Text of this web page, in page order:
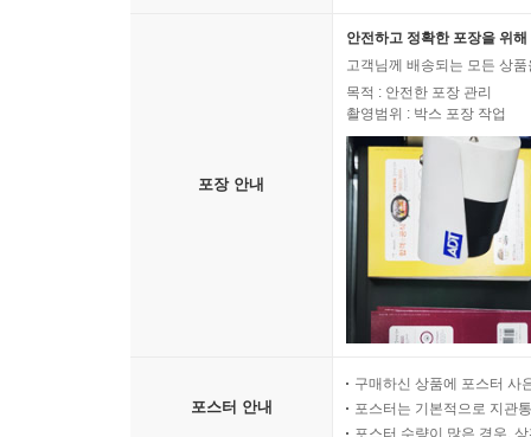
포장 안내
안전하고 정확한 포장을 위
고객님께 배송되는 모든 상
목적 : 안전한 포장 관리
촬영범위 : 박스 포장 작업
포스터 안내
구매하신 상품에 포스터 사
포스터는 기본적으로 지관
포스터 수량이 많은 경우,